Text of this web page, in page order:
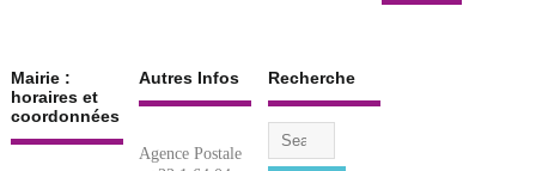
Mairie :
horaires et
coordonnées
Autres Infos
Agence Postale
Recherche